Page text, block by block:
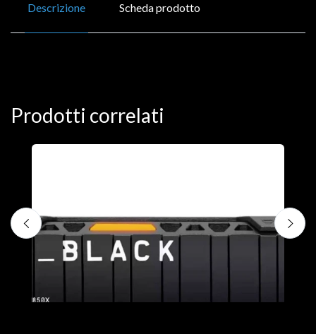
Descrizione Scheda prodotto
Prodotti correlati